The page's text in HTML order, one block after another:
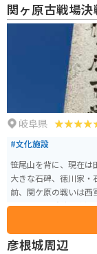
関ヶ原古戦場
岐阜県
#文化施設
笹尾山を背に、現在は
大きな石碑、徳川家
前、関ケ原の戦いは西
し、小早川秀秋の寝返
軍が優勢となり、奮闘むなしく
軍諸隊が三成の首級を
ています。この地で激
彦根城周辺